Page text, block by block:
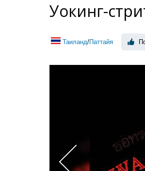
Уокинг-
Таиланд/Паттайя